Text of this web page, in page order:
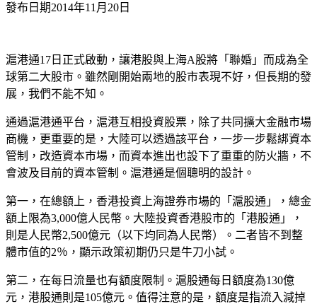
發布日期2014年11月20日
滬港通17日正式啟動，讓港股與上海A股將「聯婚」而成為全
球第二大股市。雖然剛開始兩地的股市表現不好，但長期的發
展，我們不能不知。
通過滬港通平台，滬港互相投資股票，除了共同擴大金融市場
商機，更重要的是，大陸可以透過該平台，一步一步鬆綁資本
管制，改造資本市場，而資本進出也設下了重重的防火牆，不
會波及目前的資本管制。滬港通是個聰明的設計。
第一，在總額上，香港投資上海證券市場的「滬股通」，總金
額上限為3,000億人民幣。大陸投資香港股市的「港股通」，
則是人民幣2,500億元（以下均同為人民幣）。二者皆不到整
體市值的2％，顯示政策初期仍只是牛刀小試。
第二，在每日流量也有額度限制。滬股通每日額度為130億
元，港股通則是105億元。值得注意的是，額度是指流入減掉